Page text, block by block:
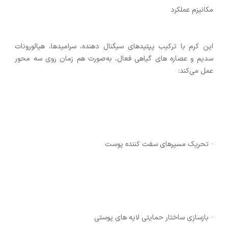
مکانیزم عملکرد
این کرم با ترکیب پپتیدهای سیگنال ‌دهنده، سرامیدها، هیالورونات
سدیم و عصاره‌ های گیاهی فعال، به‌صورت هم ‌زمان روی سه محور
عمل می‌کند:
· تحریک مسیرهای سفت‌ کننده پوست
· بازسازی ساختار حمایتی لایه های پوستی